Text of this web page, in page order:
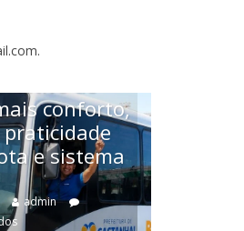
serviço de
a Terra
admin 13